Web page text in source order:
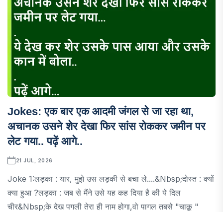
Jokes: एक बार एक आदमी जंगल से जा रहा था,
अचानक उसने शेर देखा फिर सांस रोककर जमीन पर
लेट गया.. पढ़ें आगे..
21 JUL, 2026
Joke 1:लड़का : यार, मुझे उस लड़की से बचा ले....&nbsp;दोस्त : क्यों
क्या हुआ ?लड़का : जब से मैंने उसे यह कह दिया है की ये दिल
चीर&nbsp;के देख पगली तेरा ही नाम होगा,वो पागल तबसे "चाक़ू "